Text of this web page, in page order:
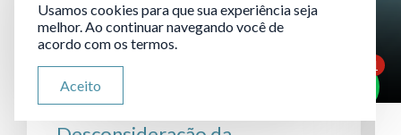
1
Usamos cookies para que sua experiência seja
melhor. Ao continuar navegando você de
acordo com os termos.
Aceito